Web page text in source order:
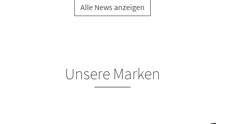
Alle News anzeigen
Unsere Marken